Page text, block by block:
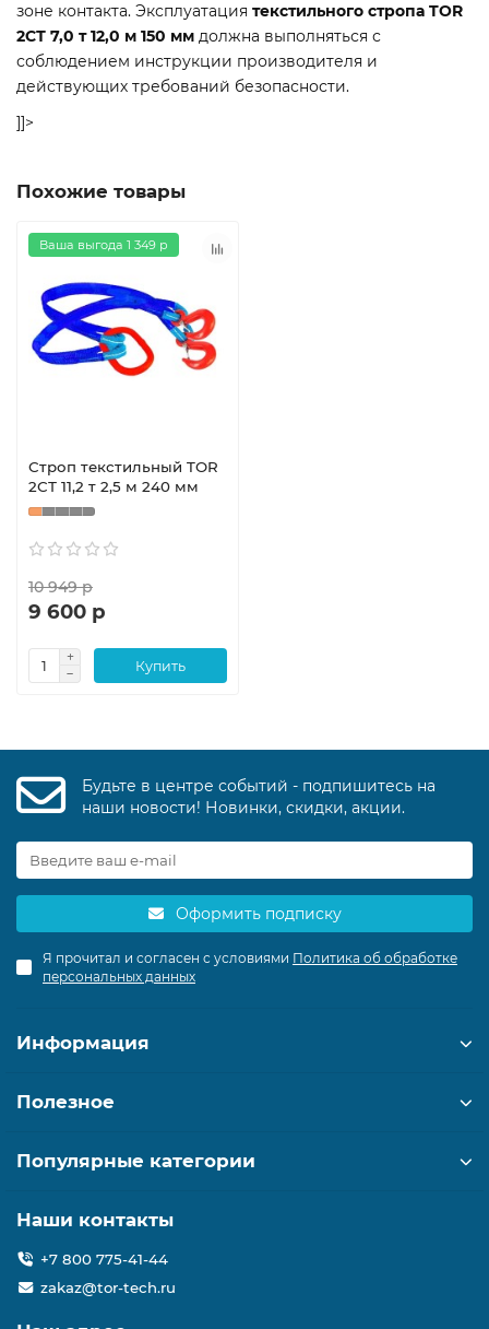
зоне контакта. Эксплуатация текстильного стропа TOR
2СТ 7,0 т 12,0 м 150 мм должна выполняться с
соблюдением инструкции производителя и
действующих требований безопасности.
]]>
Похожие товары
Ваша выгода 1 349 р
Строп текстильный TOR
2СТ 11,2 т 2,5 м 240 мм
10 949 р
9 600 р
Купить
Будьте в центре событий - подпишитесь на
наши новости! Новинки, скидки, акции.
Оформить подписку
Я прочитал и согласен с условиями Политика об обработке
персональных данных
Информация
Полезное
Популярные категории
Наши контакты
+7 800 775-41-44
zakaz@tor-tech.ru